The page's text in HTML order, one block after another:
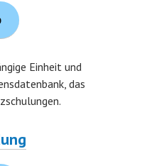
Einheit und
das